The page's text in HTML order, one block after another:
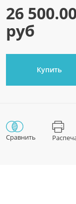
26 500.00
руб
Купить
Сравнить